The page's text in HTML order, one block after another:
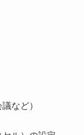
など）